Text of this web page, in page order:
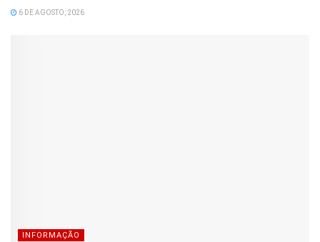
6 DE AGOSTO, 2026
INFORMAÇÃO